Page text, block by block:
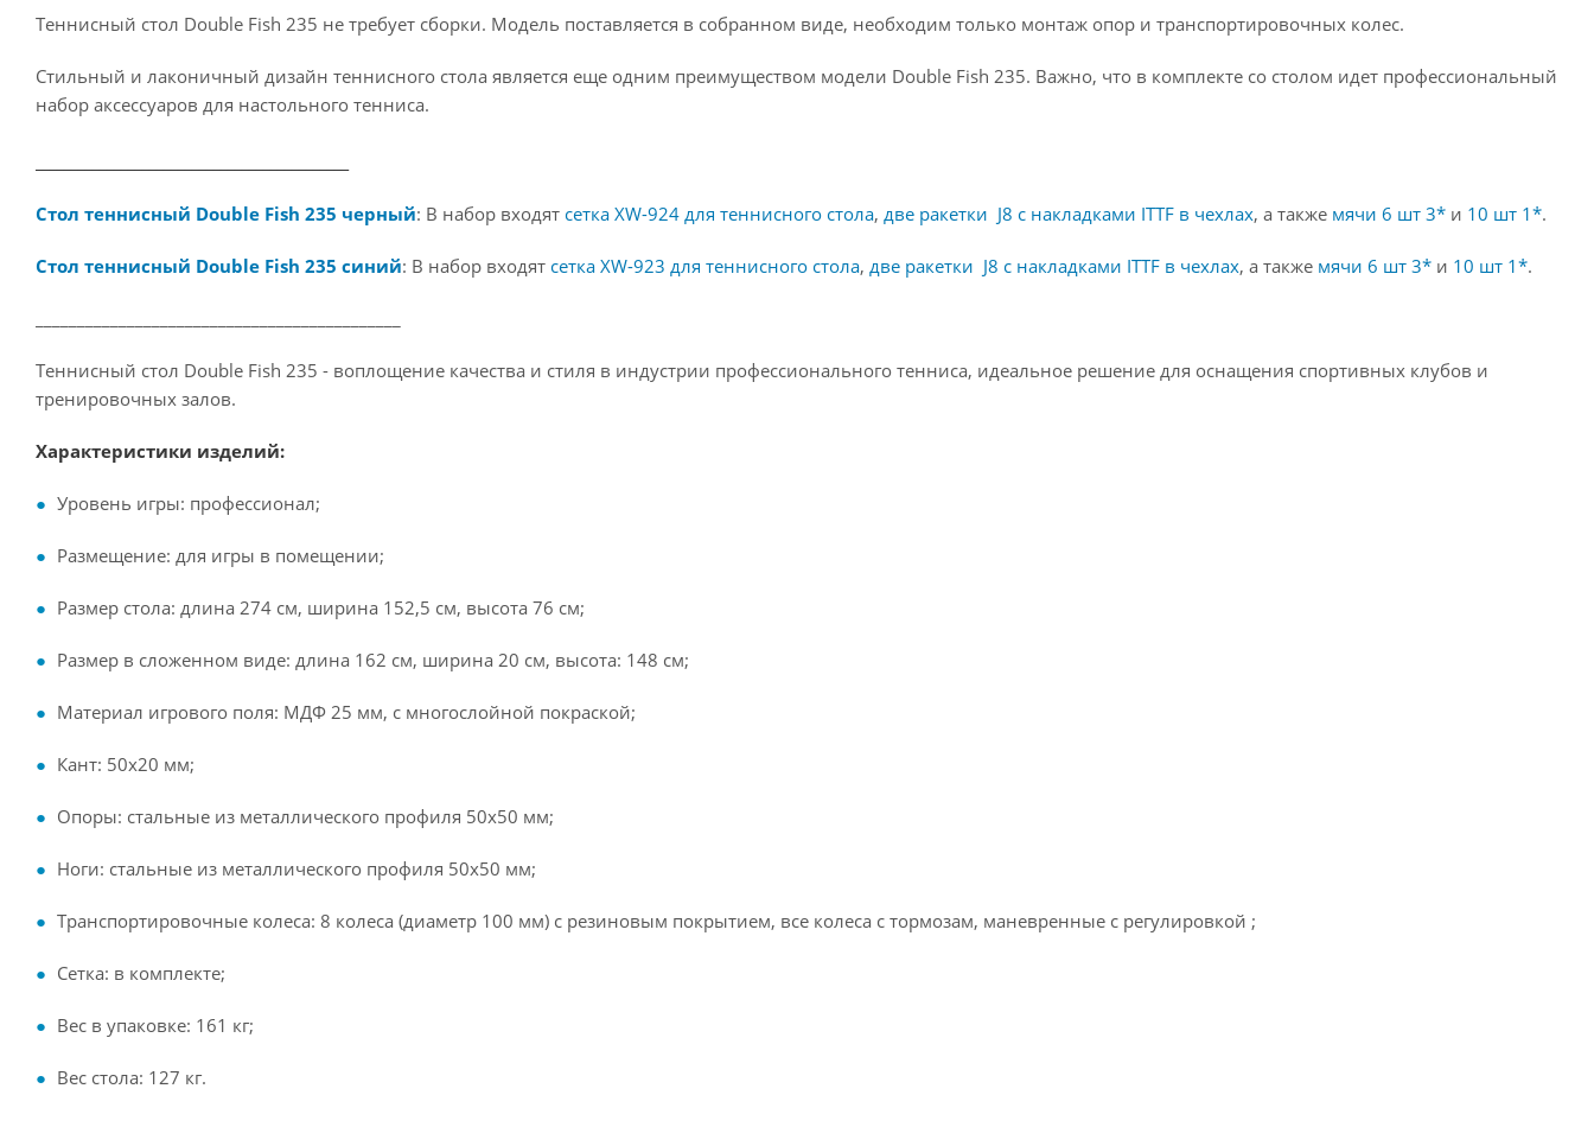
Теннисный стол Double Fish 235 не требует сборки. Модель поставляется в собранном виде, необходим только монтаж опор и транспортировочных колес.
Стильный и лаконичный дизайн теннисного стола является еще одним преимуществом модели Double Fish 235. Важно, что в комплекте со столом идет профессиональный
набор аксессуаров для настольного тенниса.
Стол теннисный Double Fish 235 черный: В набор входят сетка XW-924 для теннисного стола, две ракетки J8 c накладками ITTF в чехлах, а также мячи 6 шт 3* и 10 шт 1*.
Стол теннисный Double Fish 235 синий: В набор входят сетка XW-923 для теннисного стола, две ракетки J8 c накладками ITTF в чехлах, а также мячи 6 шт 3* и 10 шт 1*.
Теннисный стол Double Fish 235 - воплощение качества и стиля в индустрии профессионального тенниса, идеальное решение для оснащения спортивных клубов и
тренировочных залов.
Характеристики изделий:
Уровень игры: профессионал;
Размещение: для игры в помещении;
Размер стола: длина 274 см, ширина 152,5 см, высота 76 см;
Размер в сложенном виде: длина 162 см, ширина 20 см, высота: 148 см;
Материал игрового поля: МДФ 25 мм, с многослойной покраской;
Кант: 50х20 мм;
Опоры: стальные из металлического профиля 50х50 мм;
Ноги: стальные из металлического профиля 50х50 мм;
Транспортировочные колеса: 8 колеса (диаметр 100 мм) с резиновым покрытием, все колеса с тормозам, маневренные с регулировкой ;
Сетка: в комплекте;
Вес в упаковке: 161 кг;
Вес стола: 127 кг.